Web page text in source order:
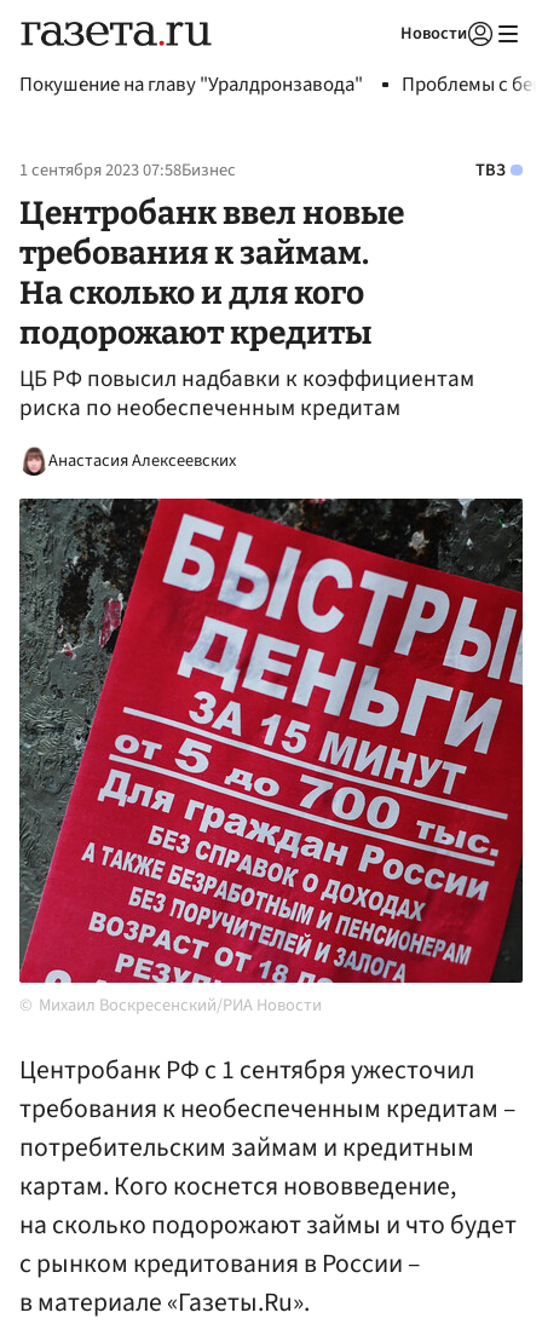
Новости
Покушение на главу "Уралдронзавода" Проблемы с
1 сентября 2023 07:58Бизнес ТВЗ
Центробанк ввел новые
требования к займам.
На сколько и для кого
подорожают кредиты
ЦБ РФ повысил надбавки к коэффициентам
риска по необеспеченным кредитам
Анастасия Алексеевских
Михаил Воскресенский/РИА Новости
Центробанк РФ с 1 сентября ужесточил
требования к необеспеченным кредитам –
потребительским займам и кредитным
картам. Кого коснется нововведение,
на сколько подорожают займы и что будет
с рынком кредитования в России –
в материале «Газеты.Ru».